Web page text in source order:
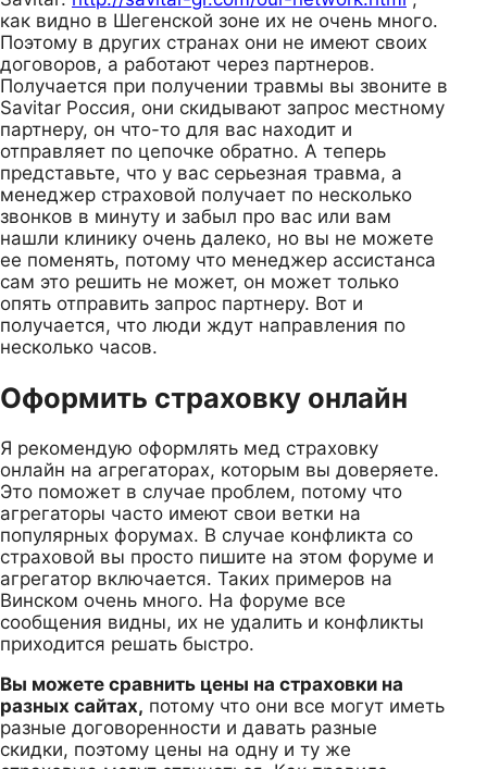
как видно в Шегенской зоне их не очень много.
Поэтому в других странах они не имеют своих
договоров, а работают через партнеров.
Получается при получении травмы вы звоните в
Savitar Россия, они скидывают запрос местному
партнеру, он что-то для вас находит и
отправляет по цепочке обратно. А теперь
представьте, что у вас серьезная травма, а
менеджер страховой получает по несколько
звонков в минуту и забыл про вас или вам
нашли клинику очень далеко, но вы не можете
ее поменять, потому что менеджер ассистанса
сам это решить не может, он может только
опять отправить запрос партнеру. Вот и
получается, что люди ждут направления по
несколько часов.
Оформить страховку онлайн
Я рекомендую оформлять мед страховку
онлайн на агрегаторах, которым вы доверяете.
Это поможет в случае проблем, потому что
агрегаторы часто имеют свои ветки на
популярных форумах. В случае конфликта со
страховой вы просто пишите на этом форуме и
агрегатор включается. Таких примеров на
Винском очень много. На форуме все
сообщения видны, их не удалить и конфликты
приходится решать быстро.
Вы можете сравнить цены на страховки на
разных сайтах, потому что они все могут иметь
разные договоренности и давать разные
скидки, поэтому цены на одну и ту же